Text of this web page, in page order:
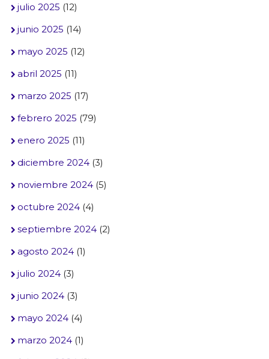
julio 2025 (12)
junio 2025 (14)
mayo 2025 (12)
abril 2025 (11)
marzo 2025 (17)
febrero 2025 (79)
enero 2025 (11)
diciembre 2024(3)
noviembre 2024(5)
octubre 2024(4)
septiembre 2024(2)
agosto 2024(1)
julio 2024(3)
junio 2024(3)
mayo 2024(4)
marzo 2024(1)